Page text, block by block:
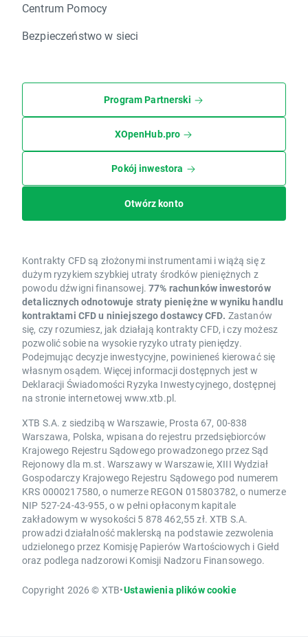
Centrum Pomocy
Bezpieczeństwo w sieci
Program Partnerski
XOpenHub.pro
Pokój inwestora
Otwórz konto
Kontrakty CFD są złożonymi instrumentami i wiążą się z
dużym ryzykiem szybkiej utraty środków pieniężnych z
powodu dźwigni finansowej. 77% rachunków inwestorów
detalicznych odnotowuje straty pieniężne w wyniku handlu
kontraktami CFD u niniejszego dostawcy CFD. Zastanów
się, czy rozumiesz, jak działają kontrakty CFD, i czy możesz
pozwolić sobie na wysokie ryzyko utraty pieniędzy.
Podejmując decyzje inwestycyjne, powinieneś kierować się
własnym osądem. Więcej informacji dostępnych jest w
Deklaracji Świadomości Ryzyka Inwestycyjnego, dostępnej
na stronie internetowej www.xtb.pl.
XTB S.A. z siedzibą w Warszawie, Prosta 67, 00-838
Warszawa, Polska, wpisana do rejestru przedsiębiorców
Krajowego Rejestru Sądowego prowadzonego przez Sąd
Rejonowy dla m.st. Warszawy w Warszawie, XIII Wydział
Gospodarczy Krajowego Rejestru Sądowego pod numerem
KRS 0000217580, o numerze REGON 015803782, o numerze
NIP 527-24-43-955, o w pełni opłaconym kapitale
zakładowym w wysokości 5 878 462,55 zł. XTB S.A.
prowadzi działalność maklerską na podstawie zezwolenia
udzielonego przez Komisję Papierów Wartościowych i Giełd
oraz podlega nadzorowi Komisji Nadzoru Finansowego.
Copyright 2026 © XTB•Ustawienia plików cookie